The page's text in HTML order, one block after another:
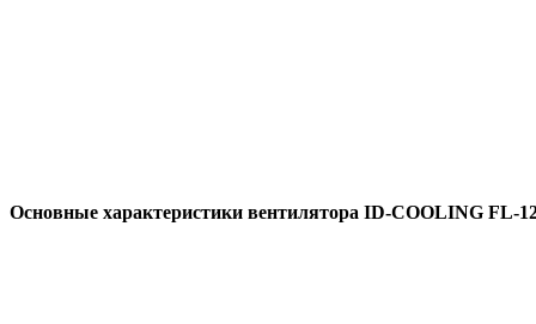
Основные характеристики вентилятора ID-COOLING FL-